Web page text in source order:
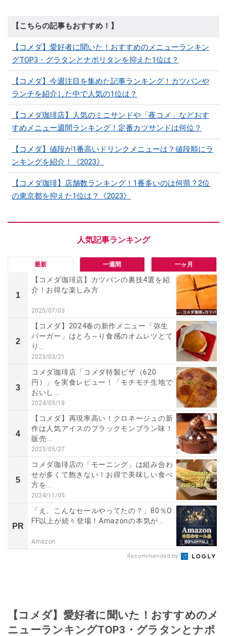
【こちらの記事もおすすめ！】
【コメダ】愛好者に聞いた！おすすめのメニューランキン
グTOP3・グラタンとナポリタンを抑えた1位は？
【コメダ】今週注目を集めた記事ランキング！カツパンや
ランチを紹介した中で人気の1位は？
【コメダ珈琲店】人気のミニサンドや「夜コメ」などおす
すめメニュー週間ランキング！定番カツサンドは何位？
【コメダ】値段が1番高いドリンクメニューは？値段順にラ
ンキングを紹介！《2023》
【コメダ珈琲】店舗数ランキング！1番多いのは何県？2位
の東京都を抑えた1位は？《2023》
最新 一週間 一ヶ月
1
【コメダ珈琲店】カツパンの裏技4選を紹
介！お得な楽しみ方
2025/07/03
2
【コメダ】2024春の新作メニュー「弥生
バーガー」はとろ～り食感のオムレツとて
り...
2023/03/21
3
コメダ珈琲店「コメダ特製ピザ（620
円）」を実食レビュー！「モチモチ生地で
おいし...
2024/09/18
4
【コメダ】再現率高い！クロネージュの新
作は人気アイスのブラックモンブラン味！
販売...
2023/05/27
5
コメダ珈琲店の「モーニング」は組み合わ
せが多くて飽きない！お得で美味しい食べ
方を...
2024/11/05
PR
「え、こんなセールやってたの？」80％O
FF以上が続々登場！Amazonの本気が...
Amazon
Recommended by
【コメダ】愛好者に聞いた！おすすめのメ
ニューランキングTOP3・グラタンとナポ